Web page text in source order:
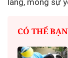
lắng, mong sự
CÓ THỂ